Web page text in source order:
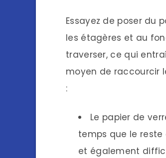
Essayez de poser du
les étagères et au
traverser, ce qui
moyen de raccourcir
:
Le papier de
temps que le
et également